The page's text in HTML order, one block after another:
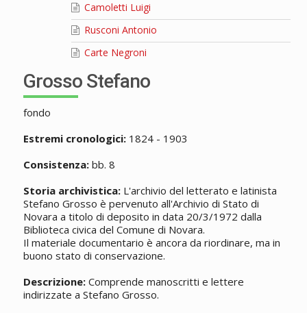
Camoletti Luigi
Rusconi Antonio
Carte Negroni
Grosso Stefano
fondo
Estremi cronologici:1824 - 1903
Consistenza:bb. 8
Storia archivistica:L'archivio del letterato e latinista
Stefano Grosso è pervenuto all'Archivio di Stato di
Novara a titolo di deposito in data 20/3/1972 dalla
Biblioteca civica del Comune di Novara.
Il materiale documentario è ancora da riordinare, ma in
buono stato di conservazione.
Descrizione:Comprende manoscritti e lettere
indirizzate a Stefano Grosso.